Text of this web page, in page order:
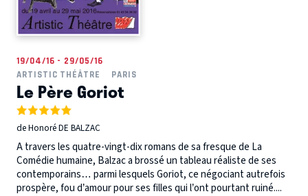
19/04/16 - 29/05/16
ARTISTIC THÉÂTRE
PARIS
Le Père Goriot
de Honoré DE BALZAC
A travers les quatre-vingt-dix romans de sa fresque de La
Comédie humaine, Balzac a brossé un tableau réaliste de ses
contemporains… parmi lesquels Goriot, ce négociant autrefois
prospère, fou d’amour pour ses filles qui l’ont pourtant ruiné....